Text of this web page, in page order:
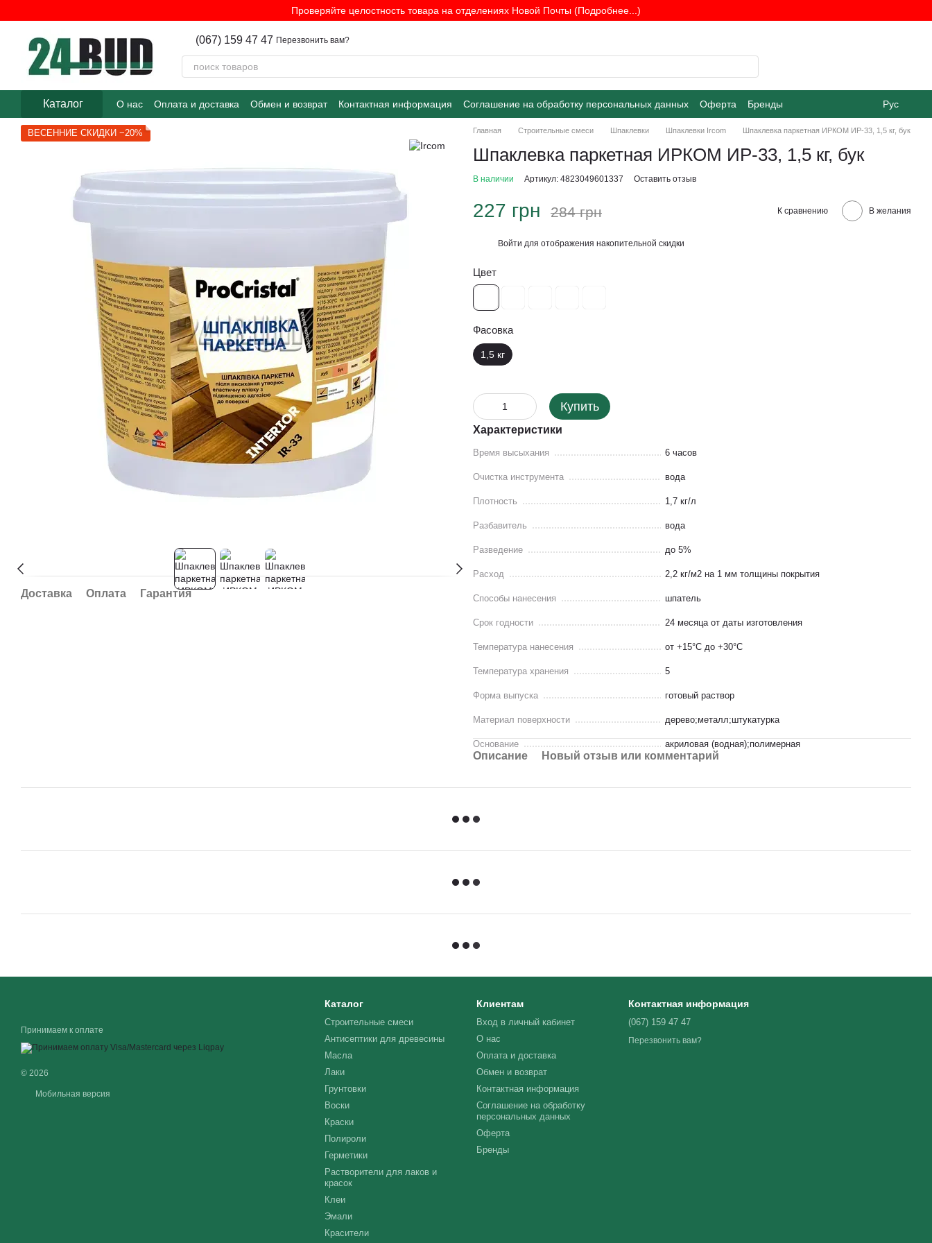
Проверяйте целостность товара на отделениях Новой Почты (Подробнее...)
(067) 159 47 47 Перезвонить вам?
Каталог О нас Оплата и доставка Обмен и возврат Контактная информация Соглашение на обработку персональных данных Оферта Бренды Рус
ВЕСЕННИЕ СКИДКИ −20%
Доставка Оплата Гарантия
Главная Строительные смеси Шпаклевки Шпаклевки Ircom Шпаклевка паркетная ИРКОМ ИР-33, 1,5 кг, бук
Шпаклевка паркетная ИРКОМ ИР-33, 1,5 кг, бук
В наличии Артикул: 4823049601337 Оставить отзыв
227 грн 284 грн К сравнению В желания
Войти для отображения накопительной скидки
Цвет
Фасовка
1,5 кг
Купить
Характеристики
Время высыхания 6 часов
Очистка инструмента вода
Плотность 1,7 кг/л
Разбавитель вода
Разведение до 5%
Расход 2,2 кг/м2 на 1 мм толщины покрытия
Способы нанесения шпатель
Срок годности 24 месяца от даты изготовления
Температура нанесения от +15°С до +30°С
Температура хранения 5
Форма выпуска готовый раствор
Материал поверхности дерево;металл;штукатурка
Основание акриловая (водная);полимерная
Описание Новый отзыв или комментарий
Принимаем к оплате
© 2026
Мобильная версия
Каталог
Строительные смеси
Антисептики для древесины
Масла
Лаки
Грунтовки
Воски
Краски
Полироли
Герметики
Растворители для лаков и
красок
Клеи
Эмали
Красители
Клиентам
Вход в личный кабинет
О нас
Оплата и доставка
Обмен и возврат
Контактная информация
Соглашение на обработку
персональных данных
Оферта
Бренды
Контактная информация
(067) 159 47 47
Перезвонить вам?